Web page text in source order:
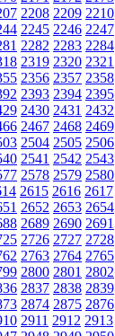
2208 2209 2210
2245 2246 2247
2282 2283 2284
2319 2320 2321
2356 2357 2358
2393 2394 2395
2430 2431 2432
2467 2468 2469
2504 2505 2506
2541 2542 2543
2578 2579 2580
2615 2616 2617
2652 2653 2654
2689 2690 2691
2726 2727 2728
2763 2764 2765
2800 2801 2802
2837 2838 2839
2874 2875 2876
2911 2912 2913